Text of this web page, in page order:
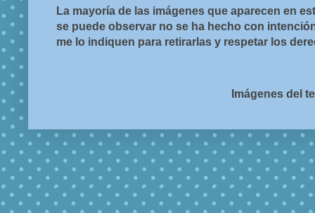
La mayoría de las imágenes que aparecen en
se puede observar no se ha hecho con
me lo indiquen para retirarlas y respetar los
Imágenes del